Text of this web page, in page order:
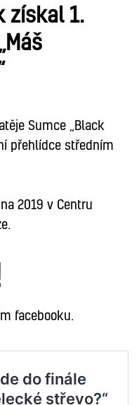
získal 1.
Sumce „Black
přehlídce středním
2019 v Centru
facebooku.